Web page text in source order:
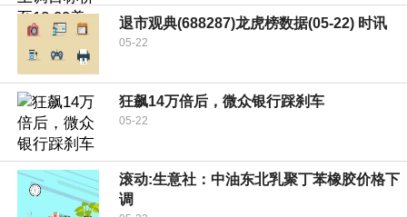
退市观典(688287)龙虎榜数据(05-22) 时讯
05-22
狂飙14万倍后，微众银行踩刹车
05-22
滚动:生意社：中油东北乳聚丁苯橡胶价格下
调